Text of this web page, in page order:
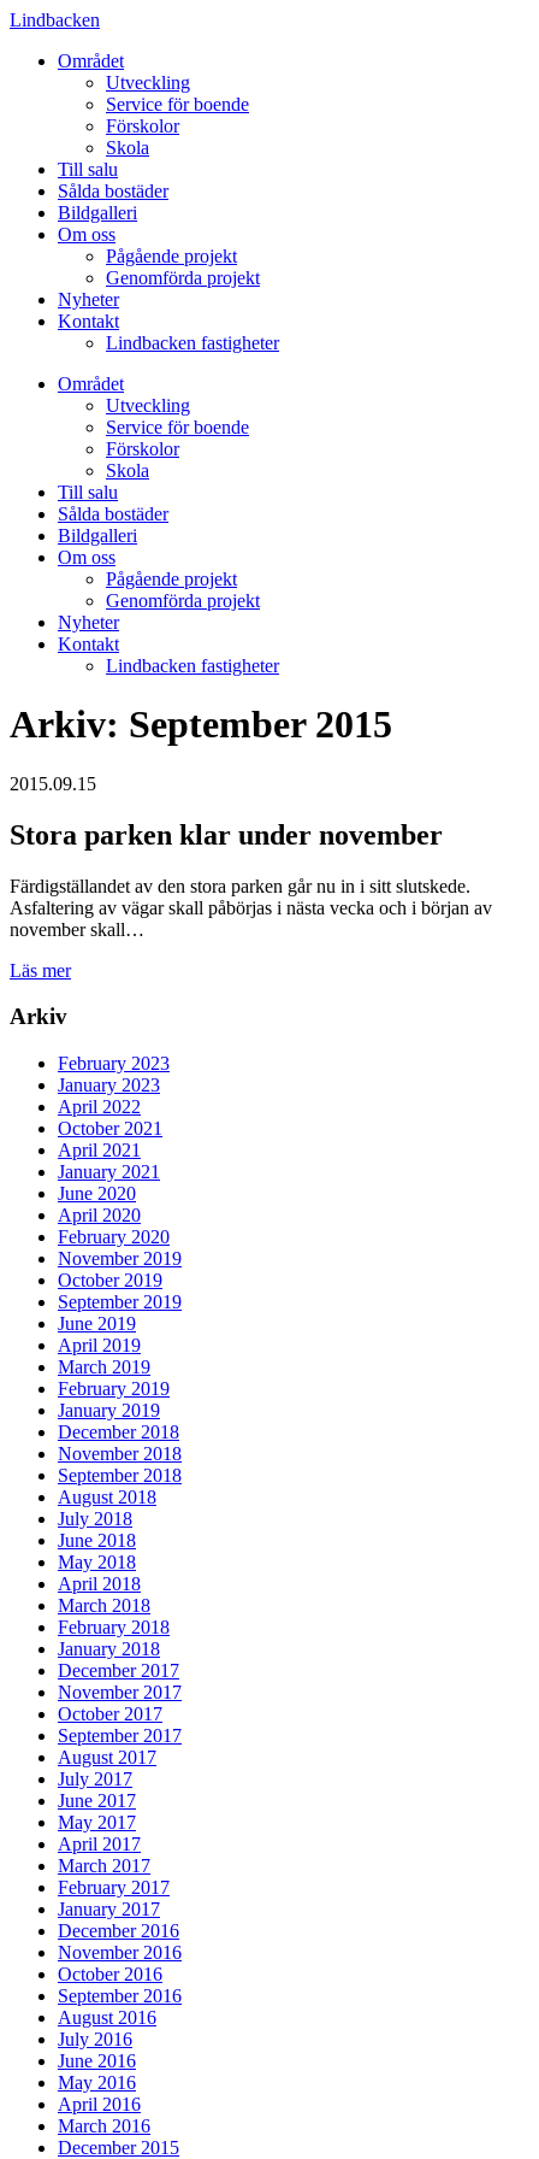
Lindbacken
Området
Utveckling
Service för boende
Förskolor
Skola
Till salu
Sålda bostäder
Bildgalleri
Om oss
Pågående projekt
Genomförda projekt
Nyheter
Kontakt
Lindbacken fastigheter
Området
Utveckling
Service för boende
Förskolor
Skola
Till salu
Sålda bostäder
Bildgalleri
Om oss
Pågående projekt
Genomförda projekt
Nyheter
Kontakt
Lindbacken fastigheter
Arkiv: September 2015
2015.09.15
Stora parken klar under november
Färdigställandet av den stora parken går nu in i sitt slutskede.
Asfaltering av vägar skall påbörjas i nästa vecka och i början av
november skall…
Läs mer
Arkiv
February 2023
January 2023
April 2022
October 2021
April 2021
January 2021
June 2020
April 2020
February 2020
November 2019
October 2019
September 2019
June 2019
April 2019
March 2019
February 2019
January 2019
December 2018
November 2018
September 2018
August 2018
July 2018
June 2018
May 2018
April 2018
March 2018
February 2018
January 2018
December 2017
November 2017
October 2017
September 2017
August 2017
July 2017
June 2017
May 2017
April 2017
March 2017
February 2017
January 2017
December 2016
November 2016
October 2016
September 2016
August 2016
July 2016
June 2016
May 2016
April 2016
March 2016
December 2015